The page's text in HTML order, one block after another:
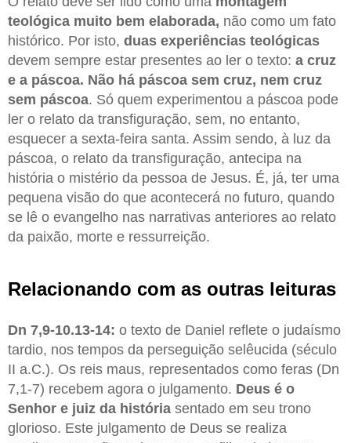
teológica muito bem elaborada, não como um fato
histórico. Por isto, duas experiências teológicas
devem sempre estar presentes ao ler o texto: a cruz
e a páscoa. Não há páscoa sem cruz, nem cruz
sem páscoa. Só quem experimentou a páscoa pode
ler o relato da transfiguração, sem, no entanto,
esquecer a sexta-feira santa. Assim sendo, à luz da
páscoa, o relato da transfiguração, antecipa na
história o mistério da pessoa de Jesus. É, já, ter uma
pequena visão do que acontecerá no futuro, quando
se lê o evangelho nas narrativas anteriores ao relato
da paixão, morte e ressurreição.
Relacionando com as outras leituras
Dn 7,9-10.13-14: o texto de Daniel reflete o judaísmo
tardio, nos tempos da perseguição selêucida (século
II a.C.). Os reis maus, representados como feras (Dn
7,1-7) recebem agora o julgamento. Deus é o
Senhor e juiz da história sentado em seu trono
glorioso. Este julgamento de Deus se realiza